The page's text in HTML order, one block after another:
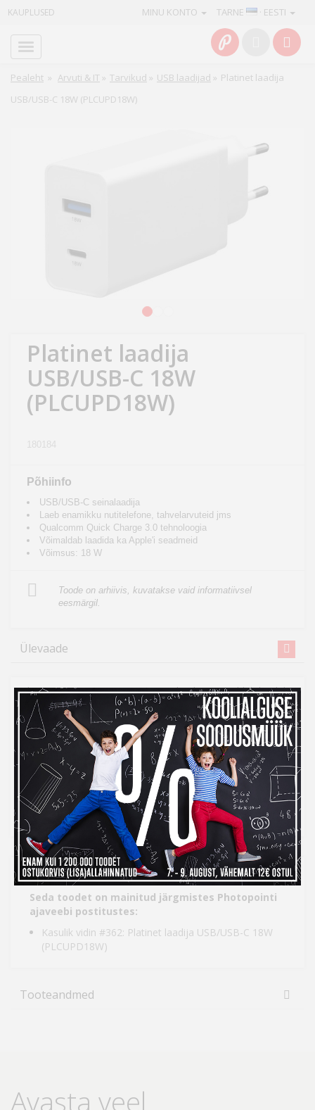
KAUPLUSED TARNE · EESTI
MINU KONTO
Pealeht » Arvuti & IT » Tarvikud » USB laadijad » Platinet laadija
USB/USB-C 18W (PLCUPD18W)
Platinet laadija
USB/USB-C 18W
(PLCUPD18W)
180184
Põhiinfo
USB/USB-C seinalaadija
Laeb enamikku nutitelefone, tahvelarvuteid jms
Qualcomm Quick Charge 3.0 tehnoloogia
Võimaldab laadida ka Apple'i seadmeid
Võimsus: 18 W
Toode on arhiivis, kuvatakse vaid informatiivsel
eesmärgil.
Ülevaade
Platinet PLCUPD18W USB/USB-C laadija võimaldab laadida
enamikke nutitelefone ja tahvelarvuteid. Laadijal on
Qualcomm Quick Charge 3.0 tehnoloogia, mis tagab kuni 4
korda suurema laadimiskiiruse kui tavalised laadijad.
USB/USB-C seinalaadija
Laeb enamikke nutitelefone, tahvelarvuteid jms
Võimaldab laadida ka Apple'i seadmeid
Võimsus: 18 W
Seda toodet on mainitud järgmistes Photopointi
ajaveebi postitustes:
Kasulik vidin #362: Platinet laadija USB/USB-C 18W
(PLCUPD18W)
Tooteandmed
Avasta veel
Info
Teenused
aed
Ilu
hobi
Mänguasjad
Auto